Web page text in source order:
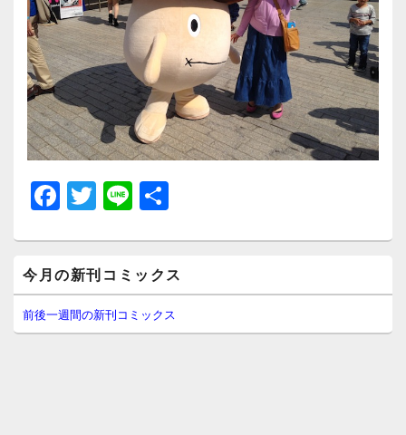
F
a
c
e
b
o
T
wi
tt
er
Li
n
e
イ
ン
サ
イ
今月の新刊コミックス
前後一週間の新刊コミックス